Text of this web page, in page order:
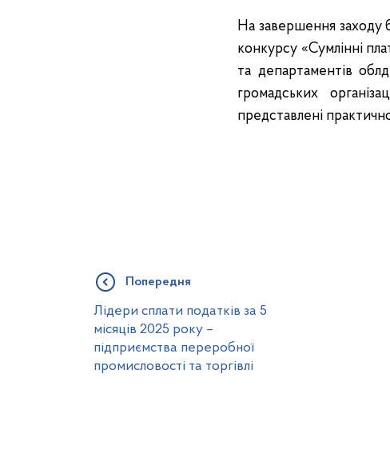
На завершення заходу
конкурсу «Сумлінні
та департаментів
громадських
представлені
Попередня
Лідери сплати податків за 5
місяців 2025 року –
підприємства переробної
промисловості та торгівлі